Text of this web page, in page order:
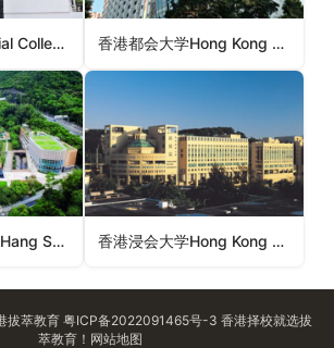
明德学院Centennial College （香港认可专上学院） 香港都会大学Hong Kong Metropolitan University（香港大学）
香港恒生大学The Hang Seng University of Hong Kong（香港认可专上学院） 香港浸会大学Hong Kong Baptist University（香港法定院校）
拔萃教育 粤ICP备2022091465号-3 香港择校就选拔
萃教育！ 网站地图